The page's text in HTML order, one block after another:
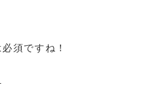
須ですね！